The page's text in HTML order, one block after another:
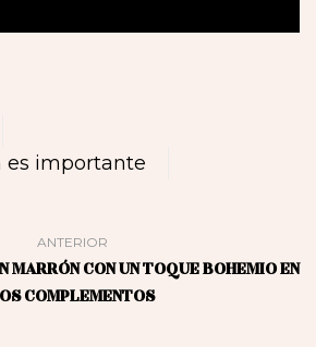
es importante
ANTERIOR
MARRÓN CON UN TOQUE BOHEMIO EN
COMPLEMENTOS